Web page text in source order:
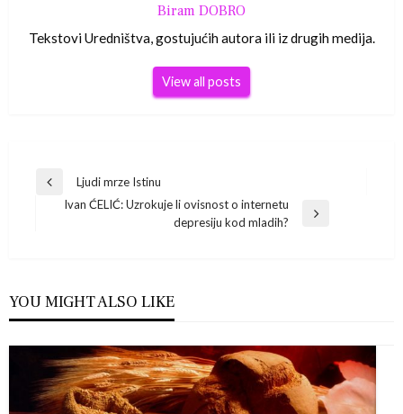
Biram DOBRO
Tekstovi Uredništva, gostujućih autora ili iz drugih medija.
View all posts
Navigacija
Previous
Ljudi mrze Istinu
Ivan ĆELIĆ: Uzrokuje li ovisnost o internetu
depresiju kod mladih?
YOU MIGHT ALSO LIKE